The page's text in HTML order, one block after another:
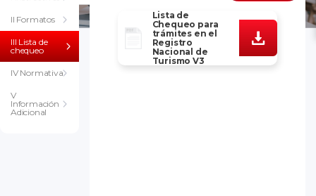
II Formatos
III Lista de
chequeo
IV Normativa
V
Información
Adicional
Lista de
Chequeo para
trámites en el
Registro
Nacional de
Turismo V3